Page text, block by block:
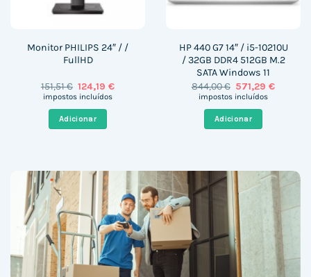
Monitor PHILIPS 24″ / /
FullHD
151,51€ O
preço
era:
151,51 €.
124,19€O
impostos incluídos
Adicionar
HP 440 G7 14″ / i5-10210U
/ 32GB DDR4 512GB M.2
SATA Windows 11
844,00€ O
preço
era:
844,00 €.
571,29€O
impostos incluídos
Adicionar